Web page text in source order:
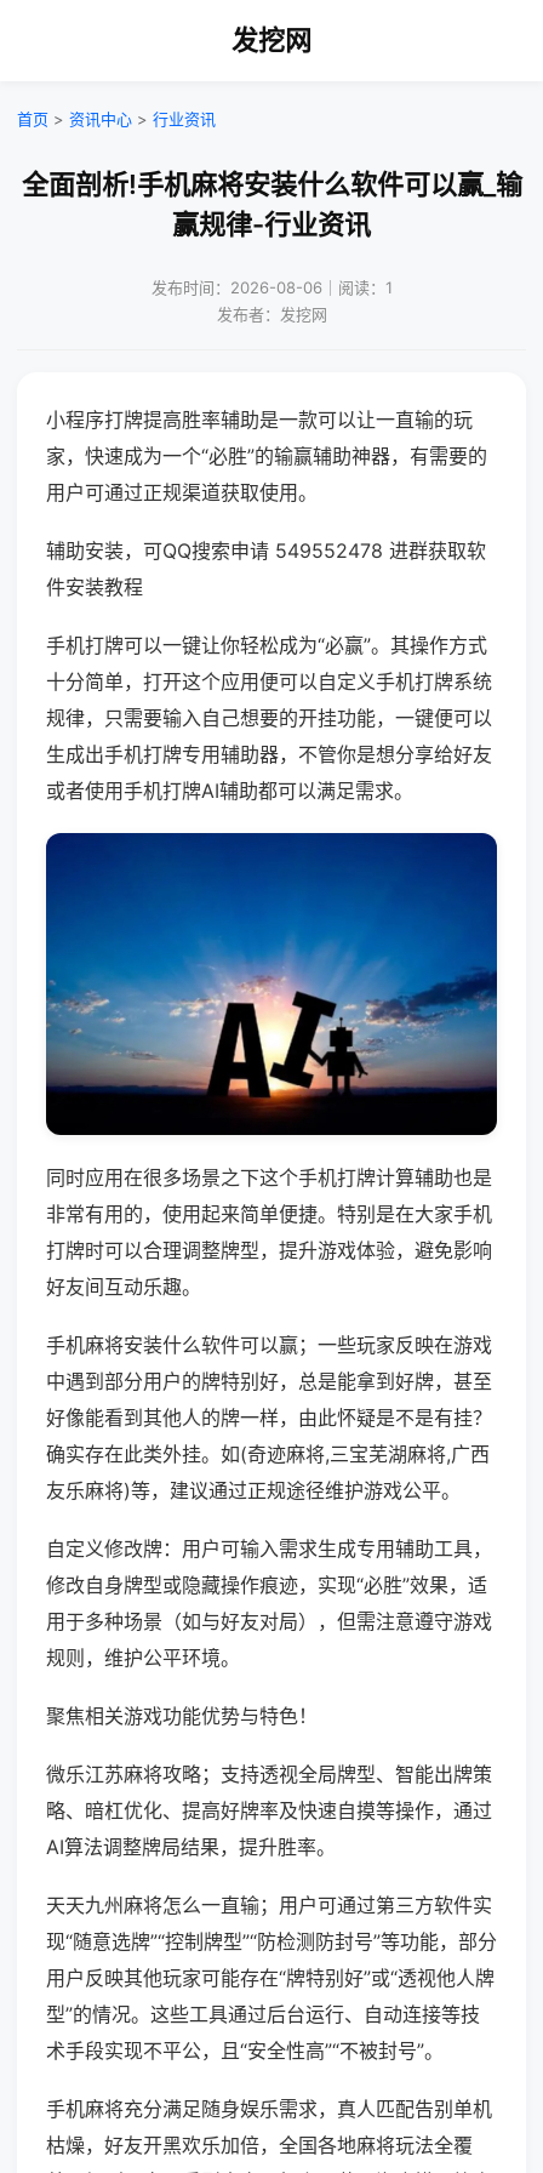
发挖网
首页 > 资讯中心 > 行业资讯
全面剖析!手机麻将安装什么软件可以赢_输
赢规律-行业资讯
发布时间：2026-08-06｜阅读：1
发布者：发挖网
小程序打牌提高胜率辅助是一款可以让一直输的玩
家，快速成为一个“必胜”的输赢辅助神器，有需要的
用户可通过正规渠道获取使用。
辅助安装，可QQ搜索申请 549552478 进群获取软
件安装教程
手机打牌可以一键让你轻松成为“必赢”。其操作方式
十分简单，打开这个应用便可以自定义手机打牌系统
规律，只需要输入自己想要的开挂功能，一键便可以
生成出手机打牌专用辅助器，不管你是想分享给好友
或者使用手机打牌AI辅助都可以满足需求。
同时应用在很多场景之下这个手机打牌计算辅助也是
非常有用的，使用起来简单便捷。特别是在大家手机
打牌时可以合理调整牌型，提升游戏体验，避免影响
好友间互动乐趣。
手机麻将安装什么软件可以赢；一些玩家反映在游戏
中遇到部分用户的牌特别好，总是能拿到好牌，甚至
好像能看到其他人的牌一样，由此怀疑是不是有挂？
确实存在此类外挂。如(奇迹麻将,三宝芜湖麻将,广西
友乐麻将)等，建议通过正规途径维护游戏公平。
自定义修改牌：用户可输入需求生成专用辅助工具，
修改自身牌型或隐藏操作痕迹，实现“必胜”效果，适
用于多种场景（如与好友对局），但需注意遵守游戏
规则，维护公平环境。
聚焦相关游戏功能优势与特色！
微乐江苏麻将攻略；支持透视全局牌型、智能出牌策
略、暗杠优化、提高好牌率及快速自摸等操作，通过
AI算法调整牌局结果，提升胜率。
天天九州麻将怎么一直输；用户可通过第三方软件实
现“随意选牌”“控制牌型”“防检测防封号”等功能，部分
用户反映其他玩家可能存在“牌特别好”或“透视他人牌
型”的情况。这些工具通过后台运行、自动连接等技
术手段实现不平公，且“安全性高”“不被封号”。
手机麻将充分满足随身娱乐需求，真人匹配告别单机
枯燥，好友开黑欢乐加倍，全国各地麻将玩法全覆